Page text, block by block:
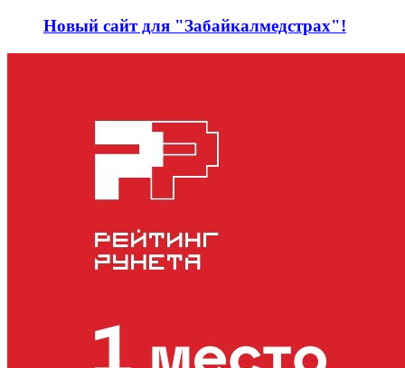
Новый сайт для "Забайкалмедстрах"!